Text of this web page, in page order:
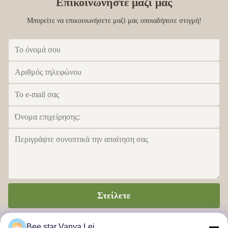
Μπορείτε να επικοινωνήσετε μαζί μας οποιαδήποτε στιγμή!
Στείλετε